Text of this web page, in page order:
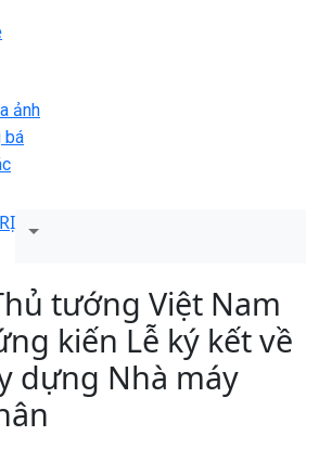
ảnh
bá
tướng Việt Nam
kiến Lễ ký kết về
dựng Nhà máy